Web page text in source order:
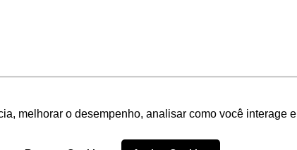
melhorar o desempenho, analisar como você interage